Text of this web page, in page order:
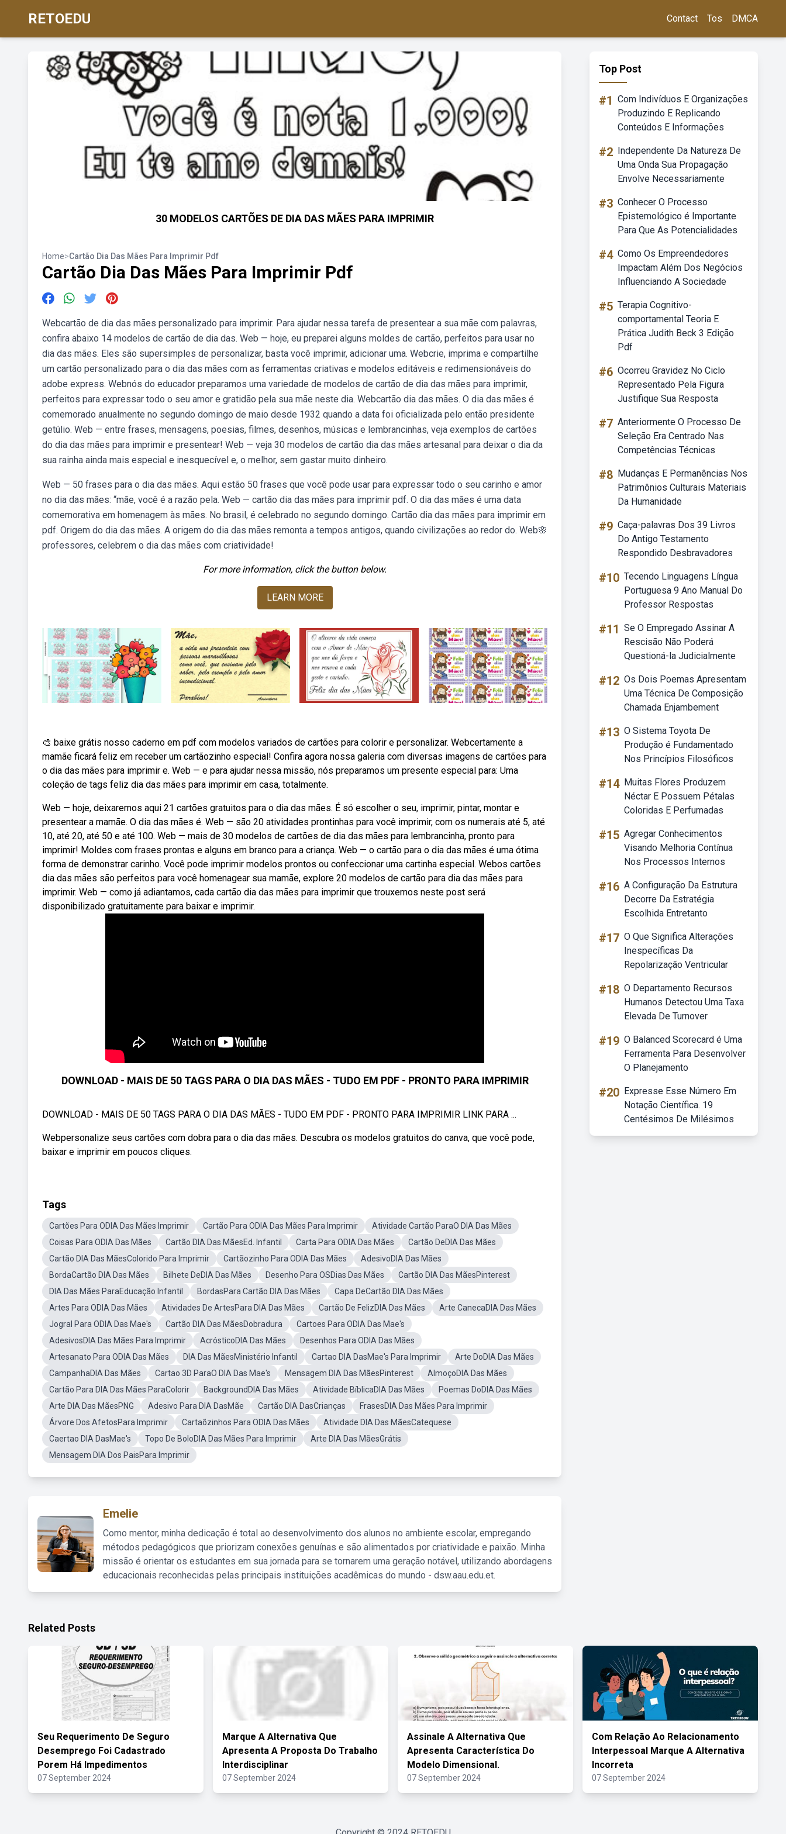
RETOEDU Contact Tos DMCA
30 MODELOS CARTÕES DE DIA DAS MÃES PARA IMPRIMIR
Home>Cartão Dia Das Mães Para Imprimir Pdf
Cartão Dia Das Mães Para Imprimir Pdf
Webcartão de dia das mães personalizado para imprimir. Para ajudar nessa tarefa de presentear a sua mãe com palavras,
confira abaixo 14 modelos de cartão de dia das. Web — hoje, eu preparei alguns moldes de cartão, perfeitos para usar no
dia das mães. Eles são supersimples de personalizar, basta você imprimir, adicionar uma. Webcrie, imprima e compartilhe
um cartão personalizado para o dia das mães com as ferramentas criativas e modelos editáveis e redimensionáveis do
adobe express. Webnós do educador preparamos uma variedade de modelos de cartão de dia das mães para imprimir,
perfeitos para expressar todo o seu amor e gratidão pela sua mãe neste dia. Webcartão dia das mães. O dia das mães é
comemorado anualmente no segundo domingo de maio desde 1932 quando a data foi oficializada pelo então presidente
getúlio. Web — entre frases, mensagens, poesias, filmes, desenhos, músicas e lembrancinhas, veja exemplos de cartões
do dia das mães para imprimir e presentear! Web — veja 30 modelos de cartão dia das mães artesanal para deixar o dia da
sua rainha ainda mais especial e inesquecível e, o melhor, sem gastar muito dinheiro.
Web — 50 frases para o dia das mães. Aqui estão 50 frases que você pode usar para expressar todo o seu carinho e amor
no dia das mães: “mãe, você é a razão pela. Web — cartão dia das mães para imprimir pdf. O dia das mães é uma data
comemorativa em homenagem às mães. No brasil, é celebrado no segundo domingo. Cartão dia das mães para imprimir em
pdf. Origem do dia das mães. A origem do dia das mães remonta a tempos antigos, quando civilizações ao redor do. Web🌸
professores, celebrem o dia das mães com criatividade!
For more information, click the button below.
LEARN MORE
🎨 baixe grátis nosso caderno em pdf com modelos variados de cartões para colorir e personalizar. Webcertamente a
mamãe ficará feliz em receber um cartãozinho especial! Confira agora nossa galeria com diversas imagens de cartões para
o dia das mães para imprimir e. Web — e para ajudar nessa missão, nós preparamos um presente especial para: Uma
coleção de tags feliz dia das mães para imprimir em casa, totalmente.
Web — hoje, deixaremos aqui 21 cartões gratuitos para o dia das mães. É só escolher o seu, imprimir, pintar, montar e
presentear a mamãe. O dia das mães é. Web — são 20 atividades prontinhas para você imprimir, com os numerais até 5, até
10, até 20, até 50 e até 100. Web — mais de 30 modelos de cartões de dia das mães para lembrancinha, pronto para
imprimir! Moldes com frases prontas e alguns em branco para a criança. Web — o cartão para o dia das mães é uma ótima
forma de demonstrar carinho. Você pode imprimir modelos prontos ou confeccionar uma cartinha especial. Webos cartões
dia das mães são perfeitos para você homenagear sua mamãe, explore 20 modelos de cartão para dia das mães para
imprimir. Web — como já adiantamos, cada cartão dia das mães para imprimir que trouxemos neste post será
disponibilizado gratuitamente para baixar e imprimir.
DOWNLOAD - MAIS DE 50 TAGS PARA O DIA DAS MÃES - TUDO EM PDF - PRONTO PARA IMPRIMIR
DOWNLOAD - MAIS DE 50 TAGS PARA O DIA DAS MÃES - TUDO EM PDF - PRONTO PARA IMPRIMIR LINK PARA ...
Webpersonalize seus cartões com dobra para o dia das mães. Descubra os modelos gratuitos do canva, que você pode,
baixar e imprimir em poucos cliques.
Tags
Cartões Para ODIA Das Mães Imprimir Cartão Para ODIA Das Mães Para Imprimir
Atividade Cartão ParaO DIA Das Mães
Coisas Para ODIA Das Mães
Cartão DIA Das MãesEd. Infantil Carta Para ODIA Das Mães
Cartão DeDIA Das Mães
Cartão DIA Das MãesColorido Para Imprimir
Cartãozinho Para ODIA Das Mães
AdesivoDIA Das Mães
BordaCartão DIA Das Mães
Bilhete DeDIA Das Mães Desenho Para OSDias Das Mães
Cartão DIA Das MãesPinterest
DIA Das Mães ParaEducação Infantil
BordasPara Cartão DIA Das Mães
Capa DeCartão DIA Das Mães
Artes Para ODIA Das Mães
Atividades De ArtesPara DIA Das Mães Cartão De FelizDIA Das Mães
Arte CanecaDIA Das Mães
Jogral Para ODIA Das Mae's
Cartão DIA Das MãesDobradura
Cartoes Para ODIA Das Mae's
AdesivosDIA Das Mães Para Imprimir
AcrósticoDIA Das Mães
Desenhos Para ODIA Das Mães
Artesanato Para ODIA Das Mães
DIA Das MãesMinistério Infantil Cartao DIA DasMae's Para Imprimir
Arte DoDIA Das Mães
CampanhaDIA Das Mães
Cartao 3D ParaO DIA Das Mae's Mensagem DIA Das MãesPinterest
AlmoçoDIA Das Mães
Cartão Para DIA Das Mães ParaColorir
BackgroundDIA Das Mães Atividade BíblicaDIA Das Mães
Poemas DoDIA Das Mães
Arte DIA Das MãesPNG
Adesivo Para DIA DasMãe Cartão DIA DasCrianças
FrasesDIA Das Mães Para Imprimir
Árvore Dos AfetosPara Imprimir
Cartaõzinhos Para ODIA Das Mães
Atividade DIA Das MãesCatequese
Caertao DIA DasMae's
Topo De BoloDIA Das Mães Para Imprimir
Arte DIA Das MãesGrátis
Mensagem DIA Dos PaisPara Imprimir
Emelie
Como mentor, minha dedicação é total ao desenvolvimento dos alunos no ambiente escolar, empregando
métodos pedagógicos que priorizam conexões genuínas e são alimentados por criatividade e paixão. Minha
missão é orientar os estudantes em sua jornada para se tornarem uma geração notável, utilizando abordagens
educacionais reconhecidas pelas principais instituições acadêmicas do mundo - dsw.aau.edu.et.
Top Post
#1 Com Indivíduos E Organizações
Produzindo E Replicando
Conteúdos E Informações
#2 Independente Da Natureza De
Uma Onda Sua Propagação
Envolve Necessariamente
#3 Conhecer O Processo
Epistemológico é Importante
Para Que As Potencialidades
#4 Como Os Empreendedores
Impactam Além Dos Negócios
Influenciando A Sociedade
#5 Terapia Cognitivo-
comportamental Teoria E
Prática Judith Beck 3 Edição
Pdf
#6 Ocorreu Gravidez No Ciclo
Representado Pela Figura
Justifique Sua Resposta
#7 Anteriormente O Processo De
Seleção Era Centrado Nas
Competências Técnicas
#8 Mudanças E Permanências Nos
Patrimônios Culturais Materiais
Da Humanidade
#9 Caça-palavras Dos 39 Livros
Do Antigo Testamento
Respondido Desbravadores
#10 Tecendo Linguagens Língua
Portuguesa 9 Ano Manual Do
Professor Respostas
#11 Se O Empregado Assinar A
Rescisão Não Poderá
Questioná-la Judicialmente
#12 Os Dois Poemas Apresentam
Uma Técnica De Composição
Chamada Enjambement
#13 O Sistema Toyota De
Produção é Fundamentado
Nos Princípios Filosóficos
#14 Muitas Flores Produzem
Néctar E Possuem Pétalas
Coloridas E Perfumadas
#15 Agregar Conhecimentos
Visando Melhoria Contínua
Nos Processos Internos
#16 A Configuração Da Estrutura
Decorre Da Estratégia
Escolhida Entretanto
#17 O Que Significa Alterações
Inespecíficas Da
Repolarização Ventricular
#18 O Departamento Recursos
Humanos Detectou Uma Taxa
Elevada De Turnover
#19 O Balanced Scorecard é Uma
Ferramenta Para Desenvolver
O Planejamento
#20 Expresse Esse Número Em
Notação Científica. 19
Centésimos De Milésimos
Related Posts
Seu Requerimento De Seguro
Desemprego Foi Cadastrado
Porem Há Impedimentos
07 September 2024
Marque A Alternativa Que
Apresenta A Proposta Do Trabalho
Interdisciplinar
07 September 2024
Assinale A Alternativa Que
Apresenta Característica Do
Modelo Dimensional.
07 September 2024
Com Relação Ao Relacionamento
Interpessoal Marque A Alternativa
Incorreta
07 September 2024